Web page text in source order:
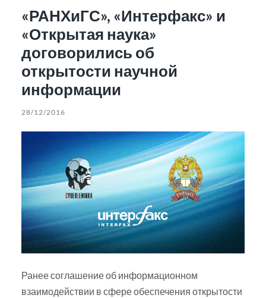
«РАНХиГС», «Интерфакс» и
«Открытая наука»
договорились об
открытости научной
информации
28/12/2016
Ранее соглашение об информационном
взаимодействии в сфере обеспечения открытости